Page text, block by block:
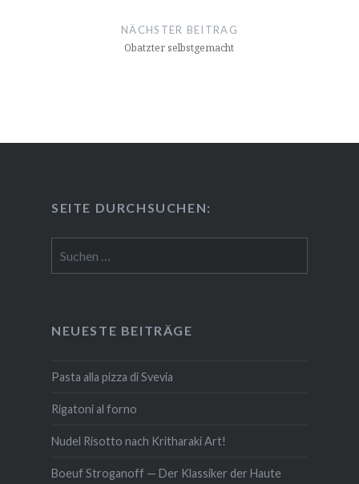
NÄCHSTER BEITRAG
Obatzter selbst­ge­macht
SEITE DURCH­SU­CHEN:
nach:
NEUESTE BEITRÄGE
Pasta alla pizza di Svevia
Rigatoni al forno
Nudel Risotto nach Krit­ha­ra­ki Art!
Boeuf Stro­gan­off — Der Klassiker der Haute